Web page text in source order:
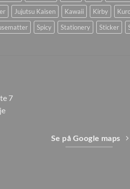
Jujutsu Kaisen Kawaii Kirby
Spicy Stationery Sticker
7
Se på Google maps